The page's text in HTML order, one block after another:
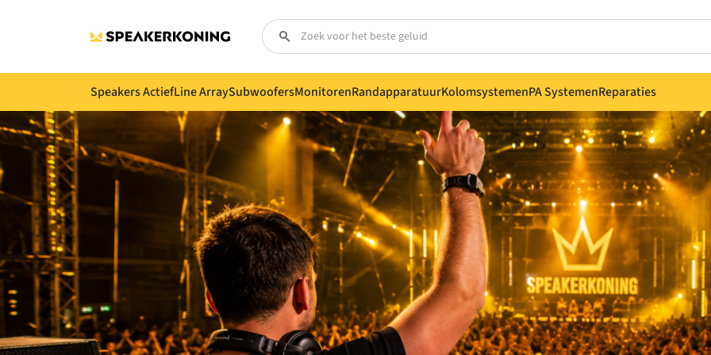
Speakers ActiefLine ArraySubwoofersMonitorenRandapparatuurKolomsystemenPA SystemenReparaties